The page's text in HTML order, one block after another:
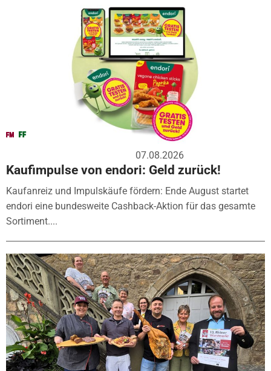
07.08.2026
Kaufimpulse von endori: Geld zurück!
Kaufanreiz und Impulskäufe fördern: Ende August startet
endori eine bundesweite Cashback-Aktion für das gesamte
Sortiment....